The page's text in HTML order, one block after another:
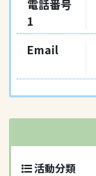
電話番号
1
Email
活動分類